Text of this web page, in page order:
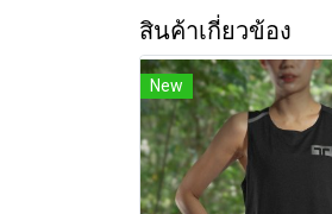
สินค้าเกี่ยวข้อง
New